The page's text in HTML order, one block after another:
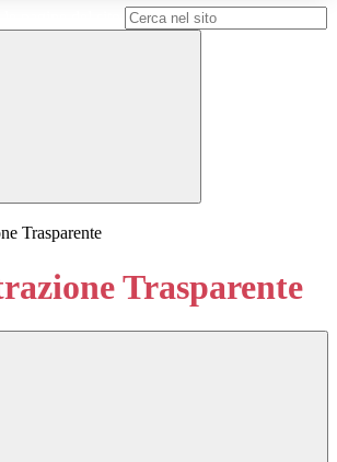
Trasparente
Trasparente